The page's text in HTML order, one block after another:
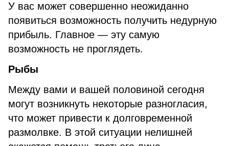
У вас может совершенно неожиданно
появиться возможность получить недурную
прибыль. Главное — эту самую
возможность не проглядеть.
Рыбы
Между вами и вашей половиной сегодня
могут возникнуть некоторые разногласия,
что может привести к долговременной
размолвке. В этой ситуации нелишней